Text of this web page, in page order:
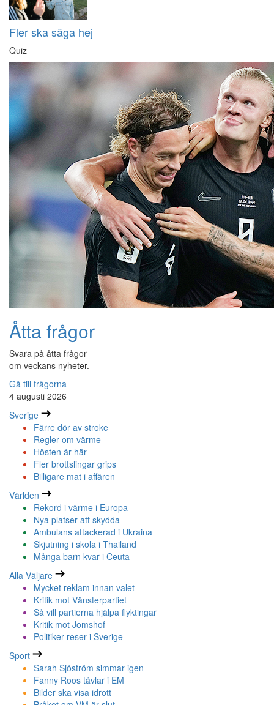
Fler ska säga hej
Quiz
Åtta frågor
Svara på åtta frågor
om veckans nyheter.
Gå till frågorna
4 augusti 2026
Sverige
Färre dör av stroke
Regler om värme
Hösten är här
Fler brottslingar grips
Billigare mat i affären
Världen
Rekord i värme i Europa
Nya platser att skydda
Ambulans attackerad i Ukraina
Skjutning i skola i Thailand
Många barn kvar i Ceuta
Alla Väljare
Mycket reklam innan valet
Kritik mot Vänsterpartiet
Så vill partierna hjälpa flyktingar
Kritik mot Jomshof
Politiker reser i Sverige
Sport
Sarah Sjöström simmar igen
Fanny Roos tävlar i EM
Bilder ska visa idrott